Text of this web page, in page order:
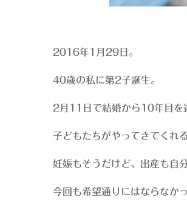
2016年1月29日。
40歳の私に第2子誕生。
2月11日で結婚から10年目を
子どもたちがやってきてくれ
妊娠もそうだけど、出産も自
今回も希望通りにはならなか